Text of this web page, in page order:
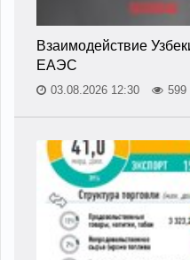
Взаимодействие
ЕАЭС
03.08.2026 12:30 599